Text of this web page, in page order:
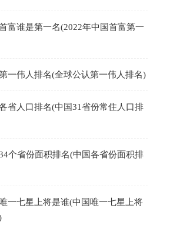
富谁是第一名(2022年中国首富第一
一伟人排名(全球公认第一伟人排名)
省人口排名(中国31省份常住人口排
个省份面积排名(中国各省份面积排
一七星上将是谁(中国唯一七星上将